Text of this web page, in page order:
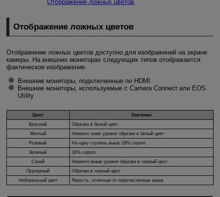
Отображение ложных цветов.
Отображение ложных цветов
Отображение ложных цветов доступно для изображений на экране
камеры. На внешних мониторах следующих типов отображается
фактическое изображение.
Внешние мониторы, подключенные по HDMI
Внешние мониторы, используемые с Camera Connect или EOS
Utility
Цвет
Значение
Красный
Обрезка в белый цвет
Желтый
Немного ниже уровня обрезки в белый цвет
Розовый
На одну ступень выше 18% серого
Зеленый
18% серого
Синий
Немного выше уровня обрезки в черный цвет
Пурпурный
Обрезка в черный цвет
Нейтральный цвет
Яркость, отличная от перечисленных выше